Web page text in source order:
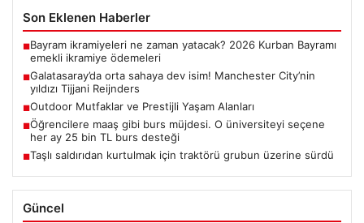
Son Eklenen Haberler
■Bayram ikramiyeleri ne zaman yatacak? 2026 Kurban Bayramı
emekli ikramiye ödemeleri
■Galatasaray’da orta sahaya dev isim! Manchester City’nin
yıldızı Tijjani Reijnders
■Outdoor Mutfaklar ve Prestijli Yaşam Alanları
■Öğrencilere maaş gibi burs müjdesi. O üniversiteyi seçene
her ay 25 bin TL burs desteği
■Taşlı saldırıdan kurtulmak için traktörü grubun üzerine sürdü
Güncel